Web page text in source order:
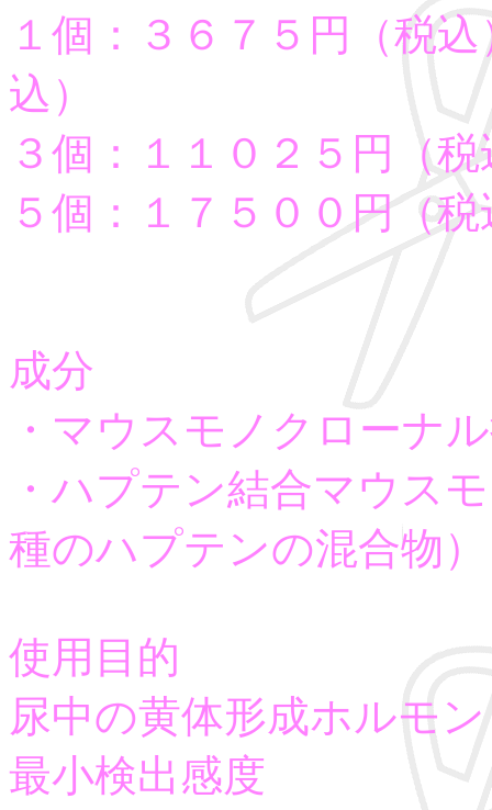
１個：３６７５円（税
込）
３個：１１０２５円（
５個：１７５００円（
成分
・マウスモノクローナ
・ハプテン結合マウス
種のハプテンの混合物）
使用目的
尿中の黄体形成ホルモ
最小検出感度